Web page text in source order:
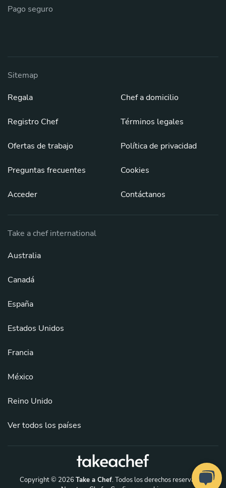
Pago seguro
Sitemap
Regala
Registro Chef
Ofertas de trabajo
Preguntas frecuentes
Acceder
Chef a domicilio
Términos legales
Política de privacidad
Cookies
Contáctanos
Take a chef international
Australia
Canadá
España
Estados Unidos
Francia
México
Reino Unido
Ver todos los países
Copyright © 2026 Take a Chef. Todos los derechos reservados.